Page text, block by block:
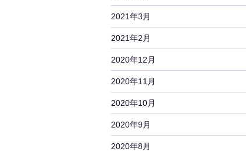
2021年3月
2021年2月
2020年12月
2020年11月
2020年10月
2020年9月
2020年8月